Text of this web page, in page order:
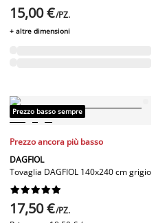
15,00 €/PZ.
+ altre dimensioni
Prezzo basso sempre
Prezzo ancora più basso
DAGFIOL
Tovaglia DAGFIOL 140x240 cm grigio






17,50 €/PZ.